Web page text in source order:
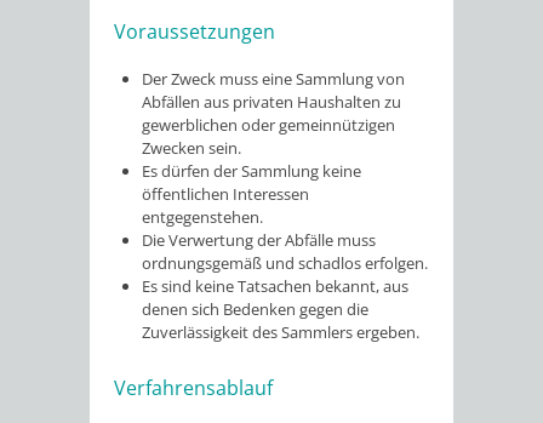
Voraussetzungen
Der Zweck muss eine Sammlung von
Abfällen aus privaten Haushalten zu
gewerblichen oder gemeinnützigen
Zwecken sein.
Es dürfen der Sammlung keine
öffentlichen Interessen
entgegenstehen.
Die Verwertung der Abfälle muss
ordnungsgemäß und schadlos erfolgen.
Es sind keine Tatsachen bekannt, aus
denen sich Bedenken gegen die
Zuverlässigkeit des Sammlers ergeben.
Verfahrensablauf